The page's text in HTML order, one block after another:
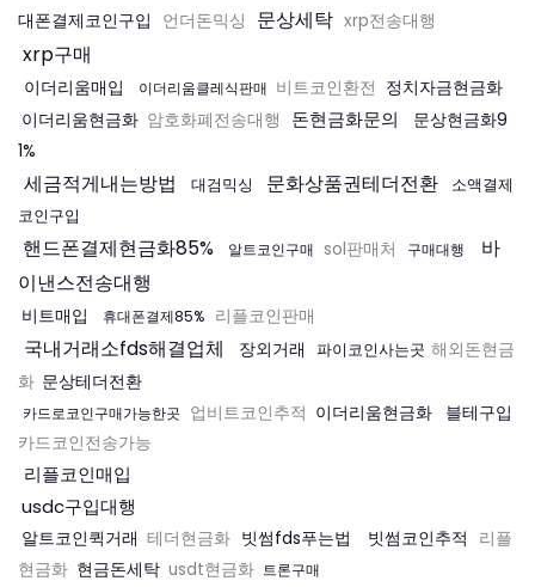
대폰결제코인구입
언더돈믹싱 문상세탁 xrp전송대행
xrp구매
이더리움매입 이더리움클레식판매 비트코인환전 정치자금현금화
이더리움현금화 암호화폐전송대행 돈현금화문의
문상현금화9
1%
세금적게내는방법 대검믹싱 문화상품권테더전환
소액결제
코인구입
핸드폰결제현금화85% 알트코인구매 sol판매처 구매대행
바
이낸스전송대행
비트매입 휴대폰결제85% 리플코인판매
국내거래소fds해결업체 장외거래 파이코인사는곳 해외돈현금
화 문상테더전환
카드로코인구매가능한곳 업비트코인추적 이더리움현금화 블테구입
카드코인전송가능
리플코인매입
usdc구입대행
알트코인퀵거래 테더현금화 빗썸fds푸는법 빗썸코인추적
리플
현금화 현금돈세탁 usdt현금화 트론구매